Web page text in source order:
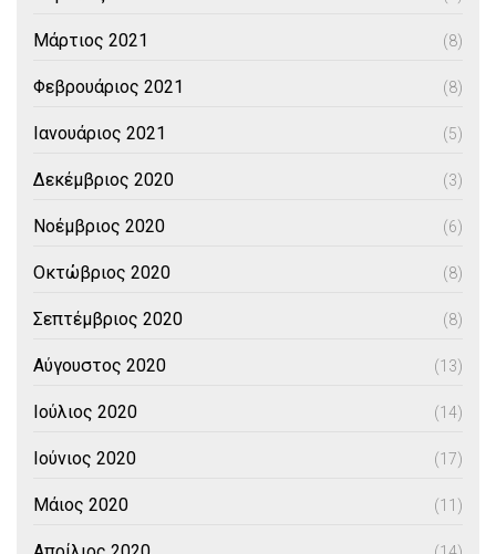
Μάρτιος 2021 (8)
Φεβρουάριος 2021 (8)
Ιανουάριος 2021 (5)
Δεκέμβριος 2020 (3)
Νοέμβριος 2020 (6)
Οκτώβριος 2020 (8)
Σεπτέμβριος 2020 (8)
Αύγουστος 2020 (13)
Ιούλιος 2020 (14)
Ιούνιος 2020 (17)
Μάιος 2020 (11)